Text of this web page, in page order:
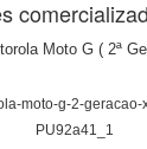
Moto G ( 2ª